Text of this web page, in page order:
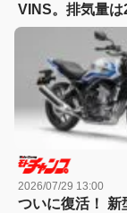
VINS。排気量
83HPを絞り出
ンジンの技術と
2026/07/29 13:00
ついに復活！ 新